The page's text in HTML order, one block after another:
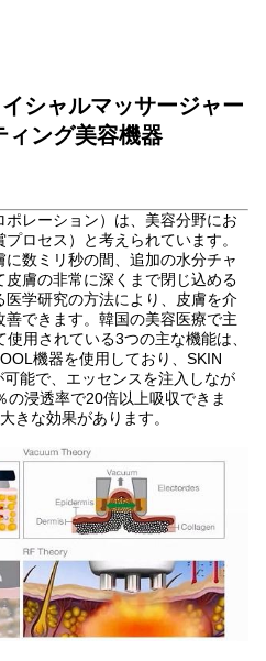
シャルマッサージャー
ィング美容機器
ポレーション）は、美容分野にお
ロセス）と考えられています。
数ミリ秒の間、追加の水分チャ
膚の非常に深くまで閉じ込める
学研究の方法により、皮膚を介
善できます。韓国の美容医療で主
用されている3つの主な機能は、
機器を使用しており、SKIN
能で、エッセンスを注入しなが
の浸透率で20倍以上吸収できま
きな効果があります。